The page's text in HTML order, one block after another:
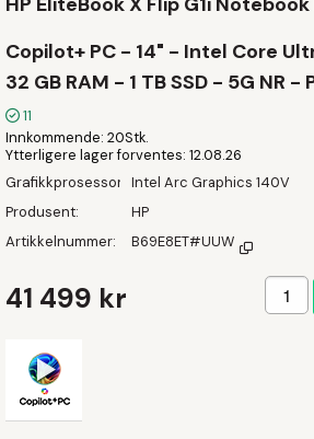
Copilot+ PC - 14" - Intel Core
32 GB RAM - 1 TB SSD - 5G NR -
11
Innkommende 20Stk.
Ytterligere lager forventes 12.08.26
Grafikkprosessor Intel Arc Graphics 140V
Produsent
HP
Artikkelnummer
B69E8ET#UUW
41 499 kr